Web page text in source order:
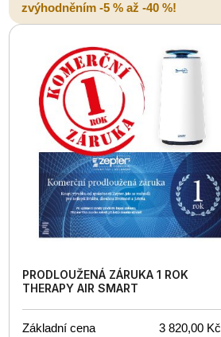
zvýhodněním -5 % až -40 %!
PRODLOUŽENÁ ZÁRUKA 1 ROK
THERAPY AIR SMART
Základní cena 3 820,00 Kč